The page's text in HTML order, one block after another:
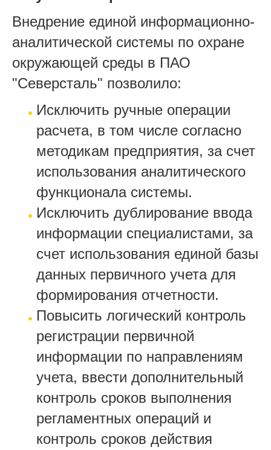
Внедрение единой информационно-
аналитической системы по охране
окружающей среды в ПАО
"Северсталь" позволило:
Исключить ручные операции
расчета, в том числе согласно
методикам предприятия, за счет
использования аналитического
функционала системы.
Исключить дублирование ввода
информации специалистами, за
счет использования единой базы
данных первичного учета для
формирования отчетности.
Повысить логический контроль
регистрации первичной
информации по направлениям
учета, ввести дополнительный
контроль сроков выполнения
регламентных операций и
контроль сроков действия